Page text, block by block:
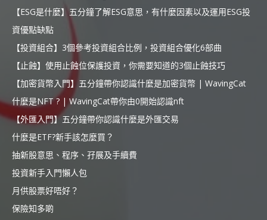
【ESG是什麼】五分鐘了解ESG意思，有什麼因素以及運用ESG投
資優點缺點
【投資組合】3個參考投資組合比例，投資組合優化6部曲
【止蝕】使用止蝕位保護投資，你需要知道的3個止蝕技巧
【加密貨幣入門】五分鐘帶你認識什麼是加密貨幣 | WavingCat
什麼是NFT ? | WavingCat帶你由0開始認識nft
【外匯入門】五分鐘帶你認識什麼是外匯交易
什麼是ETF?新手該怎麼買？
抽新股意思、程序、孖展及手續費
投資新手入門懶人包
月供股票好唔好？
保險知多啲